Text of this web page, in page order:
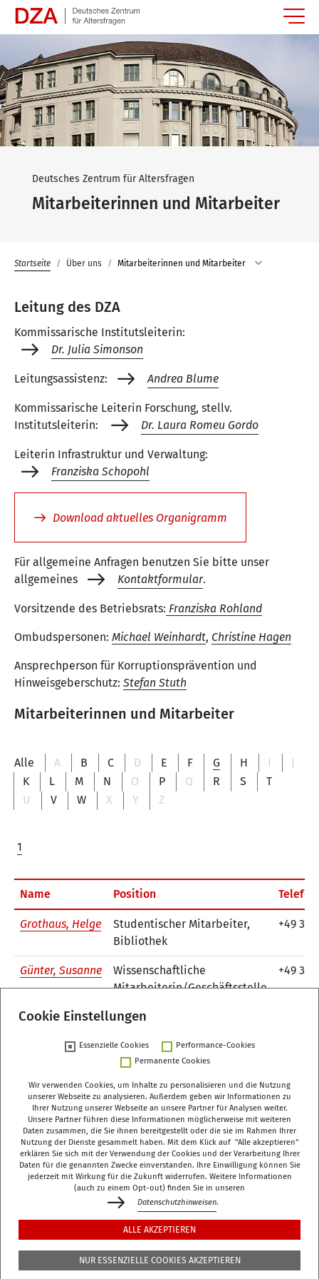
Springe zum Hauptinhalt
Deutsches Zentrum für Altersfragen
Mitarbeiterinnen und Mitarbeiter
Startseite Über uns Mitarbeiterinnen und Mitarbeiter
Leitung des DZA
Kommissarische Institutsleiterin:
Dr. Julia Simonson
Leitungsassistenz: Andrea Blume
Kommissarische Leiterin Forschung, stellv.
Institutsleiterin:
Dr. Laura Romeu Gordo
Leiterin Infrastruktur und Verwaltung:
Franziska Schopohl
Download aktuelles Organigramm
Für allgemeine Anfragen benutzen Sie bitte unser
allgemeines
Kontaktformular.
Vorsitzende des Betriebsrats: Franziska Rohland
Ombudspersonen: Michael Weinhardt, Christine Hagen
Ansprechperson für Korruptionsprävention und
Hinweisgeberschutz: Stefan Stuth
Mitarbeiterinnen und Mitarbeiter
Alle A B C D E F G H I
J
K
L M N O P Q R S
T
U
V W X Y Z
1
Name Position
Grothaus, Helge
Studentischer Mitarbeiter,
Bibliothek
+49 30
Günter, Susanne
Wissenschaftliche
Mitarbeiterin/Geschäftsstelle
+49 30
Deutsches Zentrum für Altersfragen (DZA)
Manfred-von-Richthofen-Straße 2
12101 Berlin
dza-berlin dza de
+49 (0)30 - 260740-0
+49 (0)30 - 260740-33
Cookie Einstellungen
Essenzielle Cookies
Performance-Cookies
Permanente Cookies
Wir verwenden Cookies, um Inhalte zu personalisieren und die Nutzung
unserer Webseite zu analysieren. Außerdem geben wir Informationen zu
Ihrer Nutzung unserer Webseite an unsere Partner für Analysen weiter.
Unsere Partner führen diese Informationen möglicherweise mit weiteren
Daten zusammen, die Sie ihnen bereitgestellt oder die sie im Rahmen Ihrer
Nutzung der Dienste gesammelt haben. Mit dem Klick auf "Alle akzeptieren"
erklären Sie sich mit der Verwendung der Cookies und der Verarbeitung Ihrer
Daten für die genannten Zwecke einverstanden. Ihre Einwilligung können Sie
jederzeit mit Wirkung für die Zukunft widerrufen. Weitere Informationen
(auch zu einem Opt-out) finden Sie in unseren
Datenschutzhinweisen.
ALLE AKZEPTIEREN
NUR ESSENZIELLE COOKIES AKZEPTIEREN